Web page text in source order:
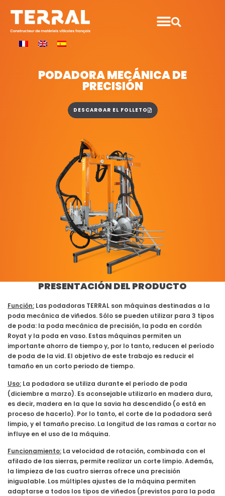
PODADORA MECÁNICA DE
PRECISIÓN
DESCARGAR EL FOLLETO
PRESENTACIÓN DEL PRODUCTO
Función: Las podadoras TERRAL son máquinas destinadas a la
poda mecánica de viñedos. Sólo se pueden utilizar para 3 tipos
de poda: la poda mecánica de precisión, la poda en cordón
Royat y la poda en vaso. Estas máquinas permiten un
importante ahorro de tiempo y, por lo tanto, reducen el período
de poda de la vid. El objetivo de este trabajo es reducir el
tamaño en un corto periodo de tiempo.
Uso: La podadora se utiliza durante el período de poda
(diciembre a marzo). Es aconsejable utilizarlo en madera dura,
es decir, madera en la que la savia ha descendido (o está en
proceso de hacerlo). Por lo tanto, el corte de la podadora será
limpio, y el tamaño preciso. La longitud de las ramas a cortar no
influye en el uso de la máquina.
Funcionamiento: La velocidad de rotación, combinada con el
afilado de las sierras, permite realizar un corte limpio. Además,
la limpieza de las cuatro sierras ofrece una precisión
inigualable. Los múltiples ajustes de la máquina permiten
adaptarse a todos los tipos de viñedos (previstos para la poda